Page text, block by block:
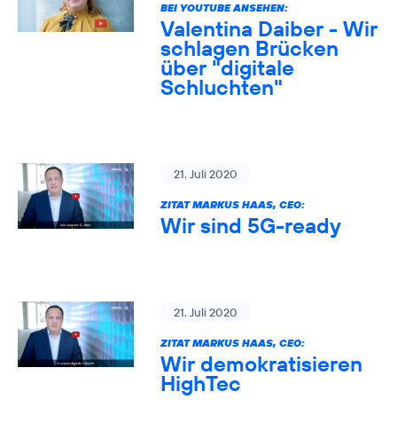
BEI YOUTUBE ANSEHEN:
Valentina Daiber - Wir
schlagen Brücken
über "digitale
Schluchten"
21. Juli 2020
ZITAT MARKUS HAAS, CEO:
Wir sind 5G-ready
21. Juli 2020
ZITAT MARKUS HAAS, CEO:
Wir demokratisieren
HighTec